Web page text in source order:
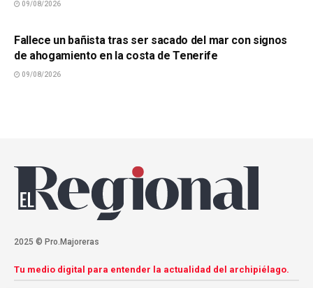
09/08/2026
Fallece un bañista tras ser sacado del mar con signos
de ahogamiento en la costa de Tenerife
09/08/2026
2025 © Pro.Majoreras
Tu medio digital para entender la actualidad del archipiélago.